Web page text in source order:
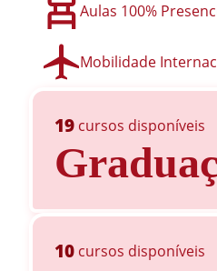
Aulas 100%
Mobilidade
19 cursos disponíveis
10 cursos disponíveis